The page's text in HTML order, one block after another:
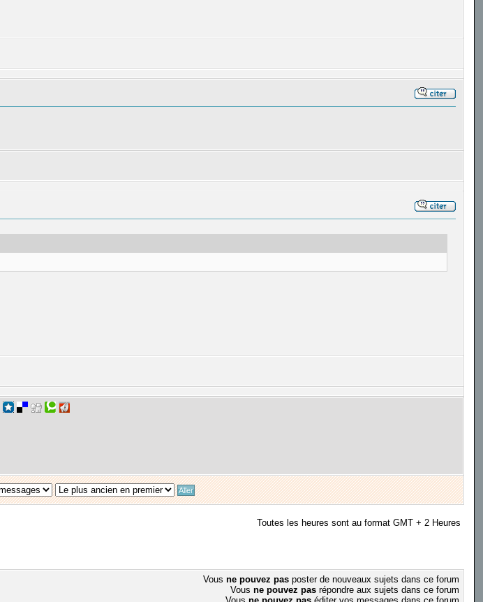
Toutes les heures sont au format GMT + 2 Heures
Vous ne pouvez pasposter de nouveaux sujets dans ce forum
Vous ne pouvez pasrépondre aux sujets dans ce forum